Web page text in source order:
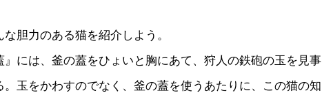
胆力のある猫を紹介しよう。
には、釜の蓋をひょいと胸にあて、狩人の鉄砲の玉を見事
玉をかわすのでなく、釜の蓋を使うあたりに、この猫の知